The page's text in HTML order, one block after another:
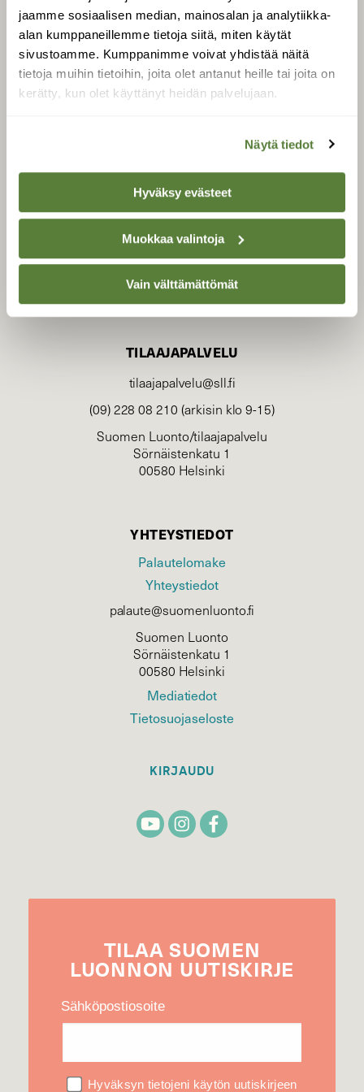
jaamme sosiaalisen median, mainosalan ja analytiikka-
alan kumppaneillemme tietoja siitä, miten käytät
sivustoamme. Kumppanimme voivat yhdistää näitä
tietoja muihin tietoihin, joita olet antanut heille tai joita on
kerätty, kun olet käyttänyt heidän palvelujaan.
Näytä tiedot
Hyväksy evästeet
Muokkaa valintoja
Vain välttämättömät
SUOMEN LUONNON­
SUOJELU­LIITTO
Suomen Luonto -lehden
luonnonsuojelu­liitto.
TILAAJAPALVELU
tilaajapalvelu@sll.fi
(09) 228 08 210 (arkisin klo 9-15)
Suomen Luonto/tilaajapalvelu
Sörnäistenkatu 1
00580 Helsinki
YHTEYSTIEDOT
Palautelomake
Yhteystiedot
palaute@suomenluonto.fi
Suomen Luonto
Sörnäistenkatu 1
00580 Helsinki
Mediatiedot
Tietosuojaseloste
KIRJAUDU
TILAA SUOMEN
LUONNON UUTIS­KIRJE
Sähköpostiosoite
Hyväksyn tietojeni käytön uutiskirjeen